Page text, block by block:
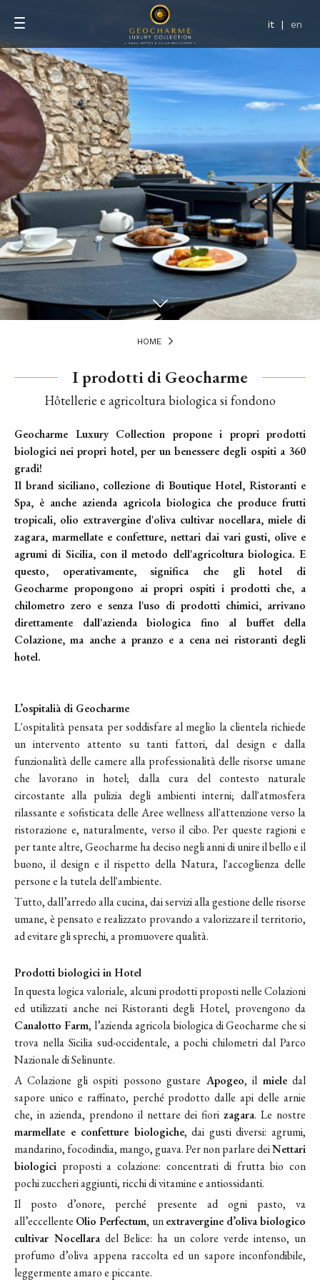
it | en
HOME
I prodotti di Geocharme
Hôtellerie e agricoltura biologica si fondono
Geocharme Luxury Collection propone i propri prodotti
biologici nei propri hotel, per un benessere degli ospiti a 360
gradi!
Ilbrand siciliano, collezione di Boutique Hotel, Ristoranti e
Spa, è anche azienda agricola biologica che produce frutti
tropicali, olio extravergine d'oliva cultivar nocellara, miele di
zagara, marmellate e confetture, nettari dai vari gusti, olive e
agrumi di Sicilia, con il metodo dell'agricoltura biologica. E
questo, operativamente, significa che gli hotel di
Geocharme propongono ai propri ospiti i prodotti che, a
chilometro zero e senza l'uso di prodotti chimici, arrivano
direttamente dall'azienda biologica fino al buffet
della
Colazione, ma anche a pranzo e a cena nei ristoranti degli
hotel.
L’ospitalià di Geocharme
L'ospitalità pensata per soddisfare al meglio la clientela richiede
un intervento attento su tanti fattori, dal design e dalla
funzionalità delle camere alla professionalità delle risorse umane
che lavorano in hotel; dalla cura del contesto naturale
circostante alla pulizia degli ambienti interni; dall'atmosfera
rilassante e sofisticata delle Aree wellness all'attenzione verso la
ristorazione e, naturalmente, verso il cibo. Per queste ragioni e
per tante altre, Geocharme ha deciso negli anni di unire il bello e il
buono, il design e il rispetto della Natura, l'accoglienza delle
persone e la tutela dell'ambiente.
Tutto, dall’arredo alla cucina, dai servizi alla gestione delle risorse
umane, è pensato e realizzato provando a valorizzare il territorio,
ad evitare gli sprechi, a promuovere qualità.
Prodotti biologici in Hotel
In questa logica valoriale, alcuni prodotti proposti nelle Colazioni
ed utilizzati anche nei Ristoranti degli Hotel, provengono da
Canalotto Farm, l’azienda agricola biologica di Geocharme che si
trova nella Sicilia sud-occidentale, a pochi chilometri dal Parco
Nazionale di Selinunte.
A Colazione gli ospiti possono gustare Apogeo, il mieledal
sapore unico e raffinato, perché prodotto dalle api delle arnie
che, in azienda, prendono il nettare dei fiorizagara. Le nostre
marmellate e confetture biologiche, dai gusti diversi: agrumi,
mandarino, focodindia, mango, guava. Per non parlare deiNettari
biologici proposti a colazione: concentrati di frutta bio con
pochi zuccheri aggiunti, ricchi di vitamine e antiossidanti.
Il posto d’onore, perché presente ad ogni pasto, va
all’eccellente Olio Perfectum, unextravergine d’oliva biologico
cultivar Nocellara del Belice: ha un colore verde intenso, un
profumo d’oliva appena raccolta ed un sapore inconfondibile,
leggermente amaro e piccante.